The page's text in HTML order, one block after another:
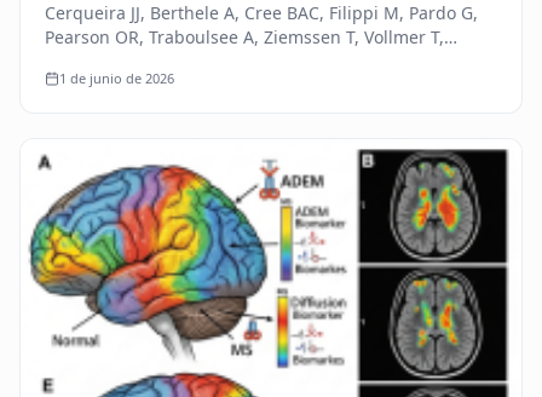
Cerqueira JJ, Berthele A, Cree BAC, Filippi M, Pardo G,
Pearson OR, Traboulsee A, Ziemssen T, Vollmer T,
Schneble HM, Thanei…
1 de junio de 2026